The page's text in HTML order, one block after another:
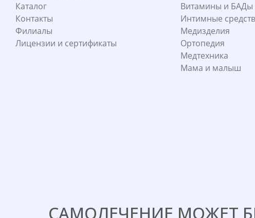
Каталог
Контакты
Филиалы
Лицензии и сертификаты
Витамины и БАДы
Интимные
Медизделия
Ортопедия
Медтехника
Мама и малыш
САМОЛЕЧЕНИЕ МОЖЕТ